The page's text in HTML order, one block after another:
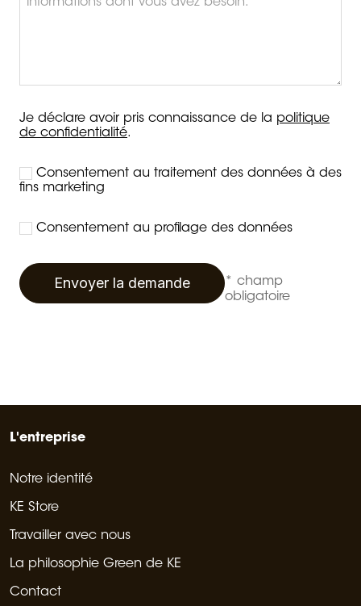
Je déclare avoir pris connaissance de la politique
de confidentialité.
Consentement au traitement des données à des
fins marketing
Consentement au profilage des données
Envoyer la demande
* champ
obligatoire
L'entreprise
Notre identité
KE Store
Travailler avec nous
La philosophie Green de KE
Contact